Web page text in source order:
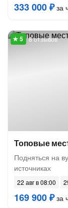
333 000 ₽за
8 отзывов
Топовые
Подняться на
источниках
22 авг в 08:00
169 900 ₽за